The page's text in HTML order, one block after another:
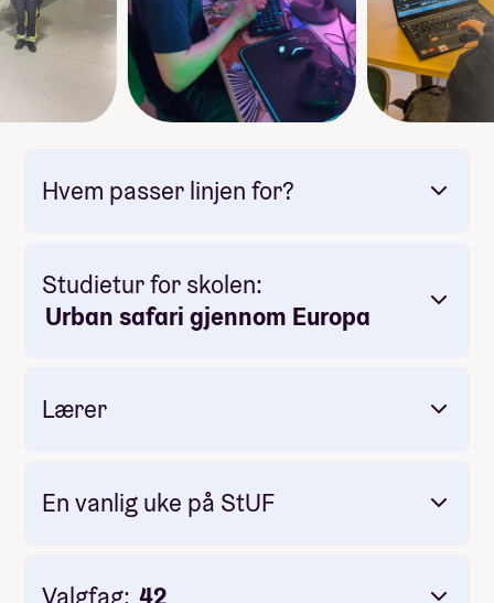
Hvem passer linjen for?
Studietur for skolen:
Urban safari gjennom Europa
Lærer
En vanlig uke på StUF
Valgfag: 42